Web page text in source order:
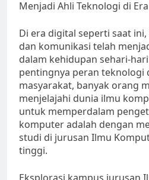
Menjadi Ahli Teknologi di
Di era digital seperti saat
dan komunikasi telah
dalam kehidupan sehari-
pentingnya peran teknologi
masyarakat, banyak orang
menjelajahi dunia ilmu
untuk memperdalam
komputer adalah dengan
studi di jurusan Ilmu
tinggi.